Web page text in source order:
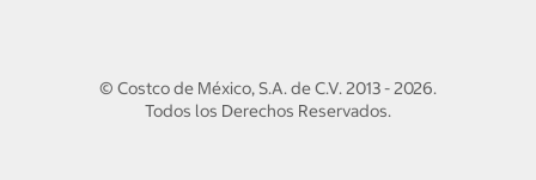
© Costco de México, S.A. de C.V.2013 - 2026.
Todos los Derechos Reservados.